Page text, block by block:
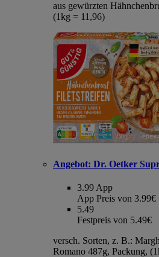
aus gewürzten
(1kg = 11,96)
Angebot: Dr. Oetker
3.99 App
App Preis von 3.99€
5.49
Festpreis von 5.49€
versch. Sorten, z. B.:
Romano 487g, Packung,